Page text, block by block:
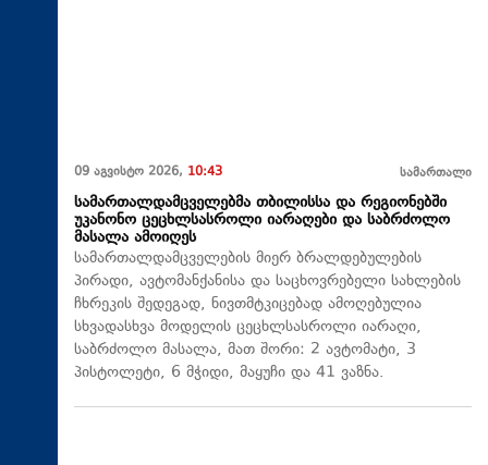
09 აგვისტო 2026, 10:43 სამართალი
სამართალდამცველებმა თბილისსა და რეგიონებში
უკანონო ცეცხლსასროლი იარაღები და საბრძოლო
მასალა ამოიღეს
სამართალდამცველების მიერ ბრალდებულების
პირადი, ავტომანქანისა და საცხოვრებელი სახლების
ჩხრეკის შედეგად, ნივთმტკიცებად ამოღებულია
სხვადასხვა მოდელის ცეცხლსასროლი იარაღი,
საბრძოლო მასალა, მათ შორი: 2 ავტომატი, 3
პისტოლეტი, 6 მჭიდი, მაყუჩი და 41 ვაზნა.